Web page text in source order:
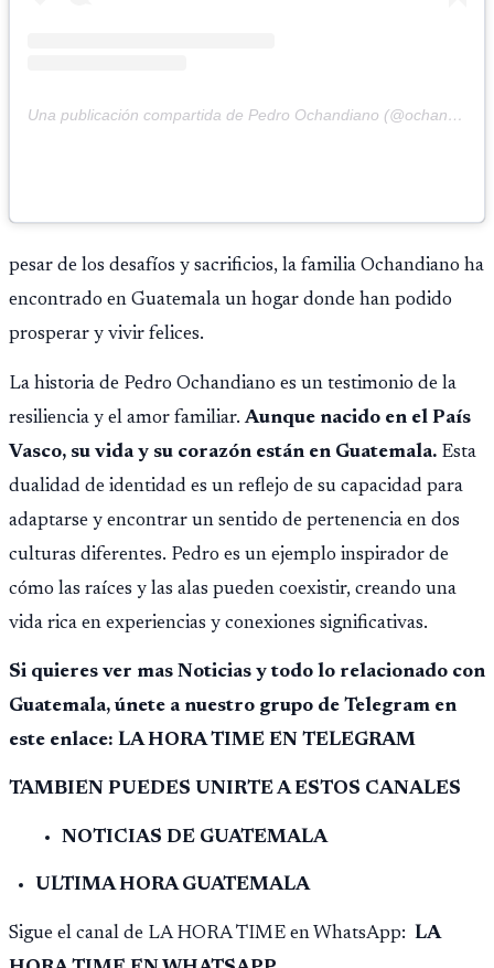
Una publicación compartida de Pedro Ochandiano (@ochandianopedro)
pesar de los desafíos y sacrificios, la familia Ochandiano ha
encontrado en Guatemala un hogar donde han podido
prosperar y vivir felices.
La historia de Pedro Ochandiano es un testimonio de la
resiliencia y el amor familiar.Aunque nacido en el País
Vasco, su vida y su corazón están en Guatemala. Esta
dualidad de identidad es un reflejo de su capacidad para
adaptarse y encontrar un sentido de pertenencia en dos
culturas diferentes. Pedro es un ejemplo inspirador de
cómo las raíces y las alas pueden coexistir, creando una
vida rica en experiencias y conexiones significativas.
Si quieres ver mas Noticias y todo lo relacionado con
Guatemala, únete a nuestro grupo de Telegram en
este enlace: LA HORA TIME EN TELEGRAM
TAMBIEN PUEDES UNIRTE A ESTOS CANALES
NOTICIAS DE GUATEMALA
ULTIMA HORA GUATEMALA
Sigue el canal de LA HORA TIME en WhatsApp: LA